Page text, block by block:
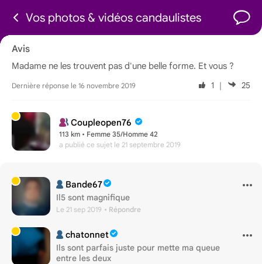
Vos photos & vidéos candaulistes
Avis
Madame ne les trouvent pas d'une belle forme. Et vous ?
Dernière réponse le 16 novembre 2019 1 ｜ 25
Coupleopen76
113 km • Femme 35/Homme 42
a publié ce sujet le 21 septembre 2019
Bande67
Il5 sont magnifique
Le 21 sep 2019 • Répondre
chatonnet
Ils sont parfais juste pour mette ma queue
entre les deux